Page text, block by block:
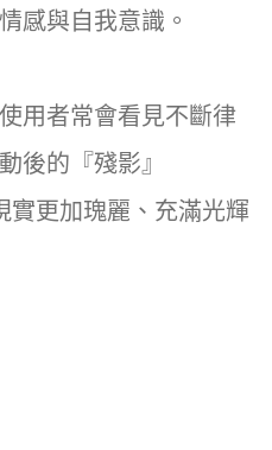
感與自我意識。
用者常會看見不斷律
後的『殘影』
實更加瑰麗、充滿光輝